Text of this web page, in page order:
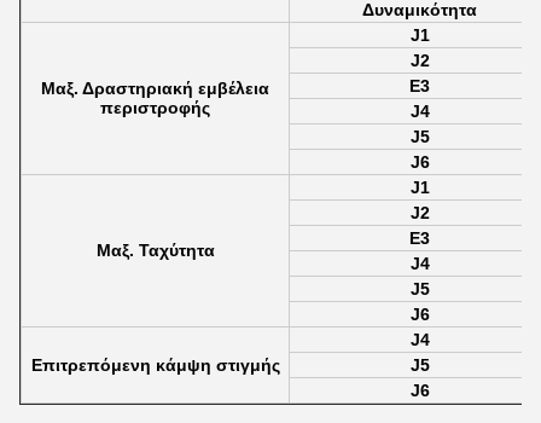
Δυναμικότητα
Μαξ. Δραστηριακή εμβέλεια
περιστροφής
J1
J2
Ε3
J4
J5
J6
Μαξ. Ταχύτητα
J1
J2
Ε3
J4
J5
J6
Επιτρεπόμενη κάμψη στιγμής
J4
J5
J6